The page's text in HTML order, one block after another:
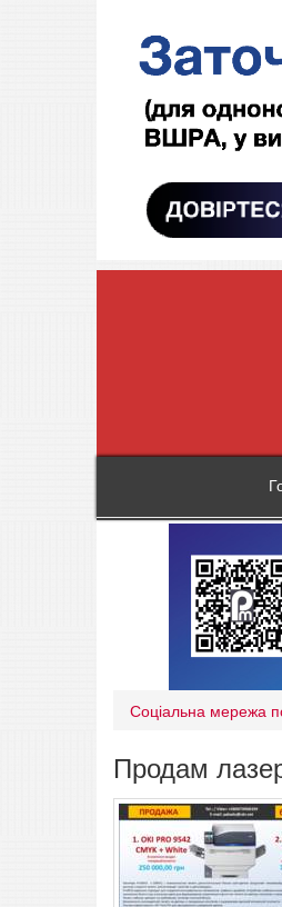
Соціальна мережа
Продам